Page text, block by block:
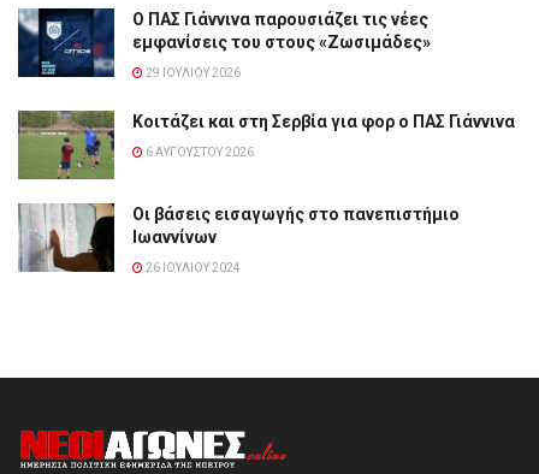
Ο ΠΑΣ Γιάννινα παρουσιάζει τις νέες
εμφανίσεις του στους «Ζωσιμάδες»
29 ΙΟΥΛΊΟΥ 2026
Κοιτάζει και στη Σερβία για φορ ο ΠΑΣ Γιάννινα
6 ΑΥΓΟΎΣΤΟΥ 2026
Οι βάσεις εισαγωγής στο πανεπιστήμιο
Ιωαννίνων
26 ΙΟΥΛΊΟΥ 2024